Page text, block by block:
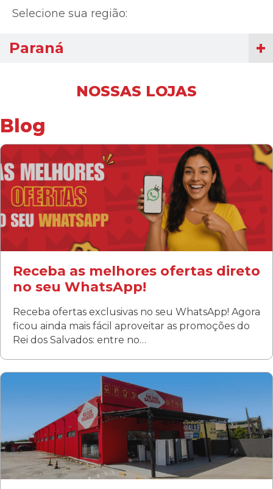
Selecione sua região:
Paraná
Fanny
Rua Albino Beatriz, 100 - Fanny, Curitiba –PR
Segunda a sábado: 09h00 às 19h00
Domingo: FECHADA
ÚLTIMOS DIAS DE LIQUIDAÇÃO!
(41) 3411-1754
(41) 99249-4620
NOSSAS LOJAS
Blog
Receba as melhores ofertas direto
no seu WhatsApp!
Receba ofertas exclusivas no seu WhatsApp! Agora
ficou ainda mais fácil aproveitar as promoções do
Rei dos Salvados: entre no…